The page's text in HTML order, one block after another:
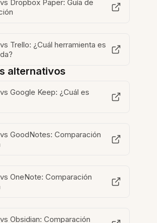
Dropbox Paper: Guía de
Trello: ¿Cuál herramienta es
alternativos
Google Keep: ¿Cuál es
GoodNotes: Comparación
OneNote: Comparación
Obsidian: Comparación